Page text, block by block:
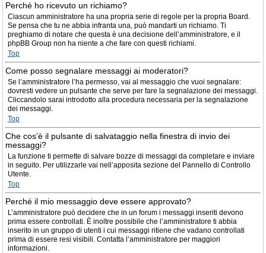
Perché ho ricevuto un richiamo?
Ciascun amministratore ha una propria serie di regole per la propria Board.
Se pensa che tu ne abbia infranta una, può mandarti un richiamo. Ti
preghiamo di notare che questa è una decisione dell’amministratore, e il
phpBB Group non ha niente a che fare con questi richiami.
Top
Come posso segnalare messaggi ai moderatori?
Se l’amministratore l’ha permesso, vai al messaggio che vuoi segnalare:
dovresti vedere un pulsante che serve per fare la segnalazione dei messaggi.
Cliccandolo sarai introdotto alla procedura necessaria per la segnalazione
dei messaggi.
Top
Che cos’è il pulsante di salvataggio nella finestra di invio dei
messaggi?
La funzione ti permette di salvare bozze di messaggi da completare e inviare
in seguito. Per utilizzarle vai nell’apposita sezione del Pannello di Controllo
Utente.
Top
Perché il mio messaggio deve essere approvato?
L’amministratore può decidere che in un forum i messaggi inseriti devono
prima essere controllati. È inoltre possibile che l’amministratore ti abbia
inserito in un gruppo di utenti i cui messaggi ritiene che vadano controllati
prima di essere resi visibili. Contatta l’amministratore per maggiori
informazioni.